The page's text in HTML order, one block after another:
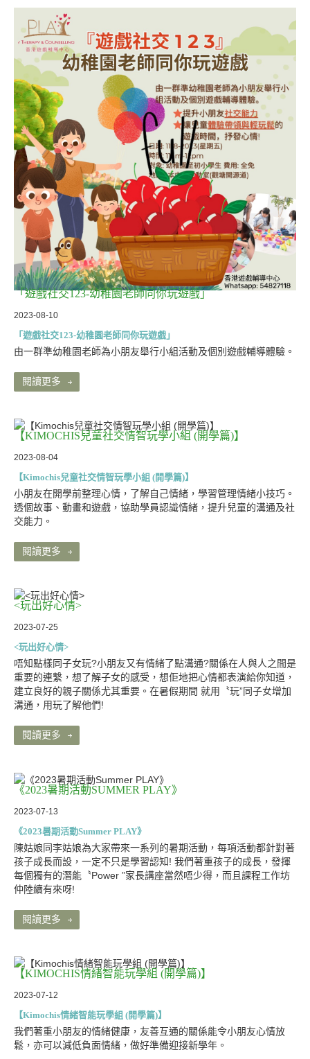
「遊戲社交123-幼稚園老師同你玩遊戲」
2023-08-10
「遊戲社交123-幼稚園老師同你玩遊戲」
由一群準幼稚園老師為小朋友舉行小組活動及個別遊戲輔導體驗。
閱讀更多
【KIMOCHIS兒童社交情智玩學小組 (開學篇)】
2023-08-04
【Kimochis兒童社交情智玩學小組 (開學篇)】
小朋友在開學前整理心情，了解自己情緒，學習管理情緒小技巧。
透個故事、動畫和遊戲，協助學員認識情緒，提升兒童的溝通及社
交能力。
閱讀更多
<玩出好心情>
2023-07-25
<玩出好心情>
唔知點樣同子女玩?小朋友又有情緒了點溝通?關係在人與人之間是
重要的連繫，想了解子女的感受，想佢地把心情都表演給你知道，
建立良好的親子關係尤其重要。在暑假期間 就用〝玩”同子女增加
溝通，用玩了解他們!
閱讀更多
《2023暑期活動SUMMER PLAY》
2023-07-13
《2023暑期活動Summer PLAY》
陳姑娘同李姑娘為大家帶來一系列的暑期活動，每項活動都針對著
孩子成長而設，一定不只是學習認知! 我們著重孩子的成長，發揮
每個獨有的潛能〝Power ”家長講座當然唔少得，而且課程工作坊
仲陸續有來呀!
閱讀更多
【KIMOCHIS情緒智能玩學組 (開學篇)】
2023-07-12
【Kimochis情緒智能玩學組 (開學篇)】
我們著重小朋友的情緒健康，友善互通的關係能令小朋友心情放
鬆，亦可以減低負面情緒，做好準備迎接新學年。